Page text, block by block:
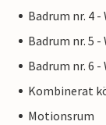
Badrum nr. 4
Badrum nr. 5
Badrum nr. 6
Kombinerat
Motionsrum